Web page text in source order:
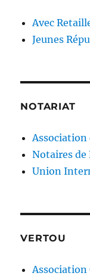
Avec
Jeunes
NOTARIAT
Notaires de
Union
VERTOU
Association